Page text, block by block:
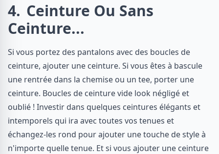
4 Ceinture Ou Sans
Ceinture...
Si vous portez des pantalons avec des boucles de
ceinture, ajouter une ceinture. Si vous êtes à bascule
une rentrée dans la chemise ou un tee, porter une
ceinture. Boucles de ceinture vide look négligé et
oublié ! Investir dans quelques ceintures élégants et
intemporels qui ira avec toutes vos tenues et
échangez-les rond pour ajouter une touche de style à
n'importe quelle tenue. Et si vous ajouter une ceinture